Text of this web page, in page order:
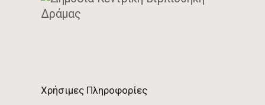
Χρήσιμες Πληροφορίες